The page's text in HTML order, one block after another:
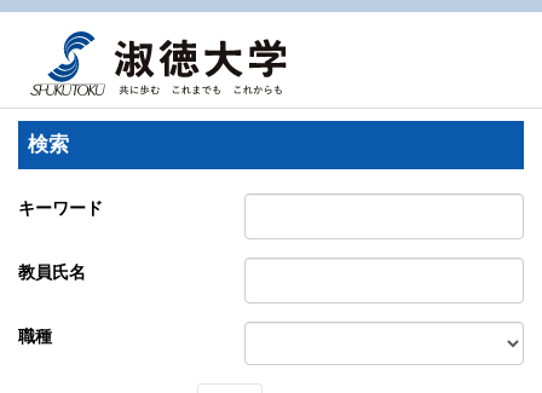
検索
キーワード
教員氏名
職種